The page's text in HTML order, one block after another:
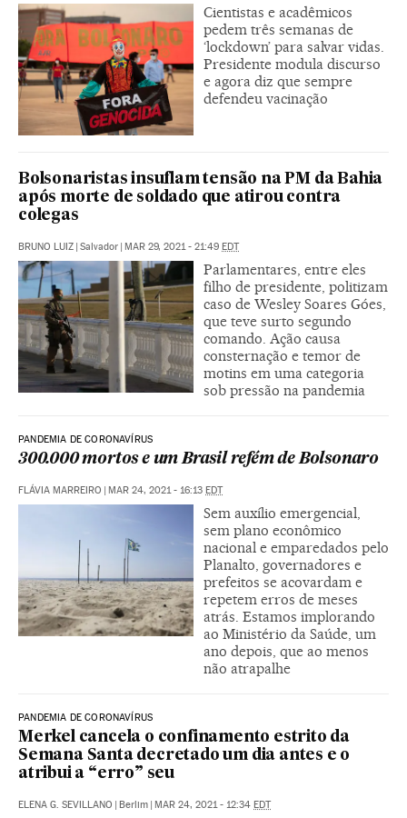
Cientistas e acadêmicos
pedem três semanas de
‘lockdown’ para salvar vidas.
Presidente modula discurso
e agora diz que sempre
defendeu vacinação
Bolsonaristas insuflam tensão na PM da Bahia
após morte de soldado que atirou contra
colegas
BRUNO LUIZ | Salvador | MAR 29, 2021 - 21:49 EDT
Parlamentares, entre eles
filho de presidente, politizam
caso de Wesley Soares Góes,
que teve surto segundo
comando. Ação causa
consternação e temor de
motins em uma categoria
sob pressão na pandemia
PANDEMIA DE CORONAVÍRUS
300.000 mortos e um Brasil refém de Bolsonaro
FLÁVIA MARREIRO | MAR 24, 2021 - 16:13 EDT
Sem auxílio emergencial,
sem plano econômico
nacional e emparedados pelo
Planalto, governadores e
prefeitos se acovardam e
repetem erros de meses
atrás. Estamos implorando
ao Ministério da Saúde, um
ano depois, que ao menos
não atrapalhe
PANDEMIA DE CORONAVÍRUS
Merkel cancela o confinamento estrito da
Semana Santa decretado um dia antes e o
atribui a “erro” seu
ELENA G. SEVILLANO | Berlim | MAR 24, 2021 - 12:34 EDT